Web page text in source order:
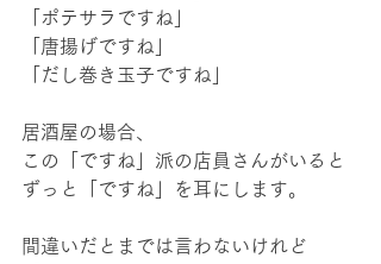
「ポテサラですね」
「唐揚げですね」
「だし巻き玉子ですね」
居酒屋の場合、
この「ですね」派の店員さんがいると
ずっと「ですね」を耳にします。
間違いだとまでは言わないけれど